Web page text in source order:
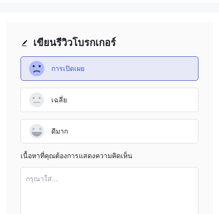
สำหรับลูกค้าที่ใช้พลังงาน ผู้ผลิต และผู้จัดจำหน่าย
เขียนรีวิวโบรกเกอร์
การเปิดเผย
เฉลี่ย
ดีมาก
เนื้อหาที่คุณต้องการแสดงความคิดเห็น
กรุณาใส่...